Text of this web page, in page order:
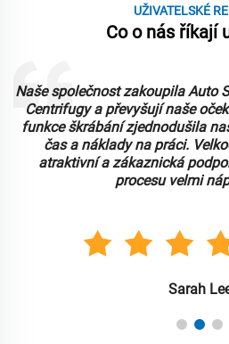
UŽIVATELSKÉ
Co o nás říkají
Naše společnost zakoupila Auto
Centrifugy a převyšují naše
funkce škrábání zjednodušila
čas a náklady na práci.
atraktivní a zákaznická
procesu velmi
Sarah